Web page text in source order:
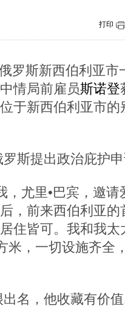
打印
罗斯新西伯利亚市
情局前雇员斯诺登
于新西伯利亚市的
斯提出政治庇护
，尤里•巴宾，邀
，前来西伯利亚的
住皆可。我和我
米，一切设施齐全
名，他收藏有价